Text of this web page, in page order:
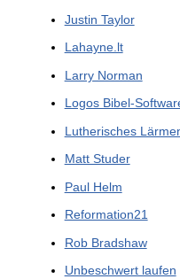
Justin Taylor
Lahayne.lt
Larry Norman
Logos Bibel-
Lutherisches
Matt Studer
Paul Helm
Reformation21
Rob Bradshaw
Unbeschwert laufen